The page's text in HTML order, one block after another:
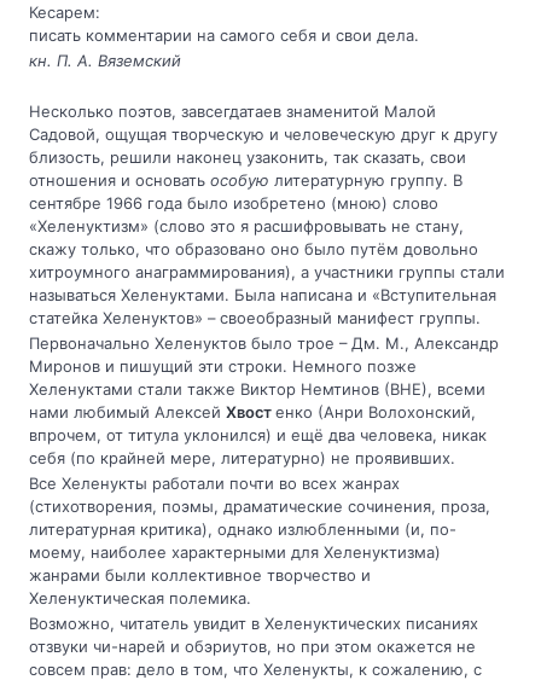
Кесарем:
писать комментарии на самого себя и свои дела.
кн. П. А. Вяземский
Несколько поэтов, завсегдатаев знаменитой Малой
Садовой, ощущая творческую и человеческую друг к другу
близость, решили наконец узаконить, так сказать, свои
отношения и основать особую литературную группу. В
сентябре 1966 года было изобретено (мною) слово
«Хеленуктизм» (слово это я расшифровывать не стану,
скажу только, что образовано оно было путём довольно
хитроумного анаграммирования), а участники группы стали
называться Хеленуктами. Была написана и «Вступительная
статейка Хеленуктов» – своеобразный манифест группы.
Первоначально Хеленуктов было трое – Дм. М., Александр
Миронов и пишущий эти строки. Немного позже
Хеленуктами стали также Виктор Немтинов (ВНЕ), всеми
нами любимый Алексей Хвостенко (Анри Волохонский,
впрочем, от титула уклонился) и ещё два человека, никак
себя (по крайней мере, литературно) не проявивших.
Все Хеленукты работали почти во всех жанрах
(стихотворения, поэмы, драматические сочинения, проза,
литературная критика), однако излюбленными (и, по-
моему, наиболее характерными для Хеленуктизма)
жанрами были коллективное творчество и
Хеленуктическая полемика.
Возможно, читатель увидит в Хеленуктических писаниях
отзвуки чи-нарей и обэриутов, но при этом окажется не
совсем прав: дело в том, что Хеленукты, к сожалению, с